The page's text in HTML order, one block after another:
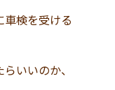
検を受ける
いいのか、